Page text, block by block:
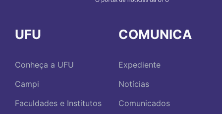
UFU
Conheça a UFU
Campi
Faculdades e Institutos
COMUNICA
Expediente
Notícias
Comunicados